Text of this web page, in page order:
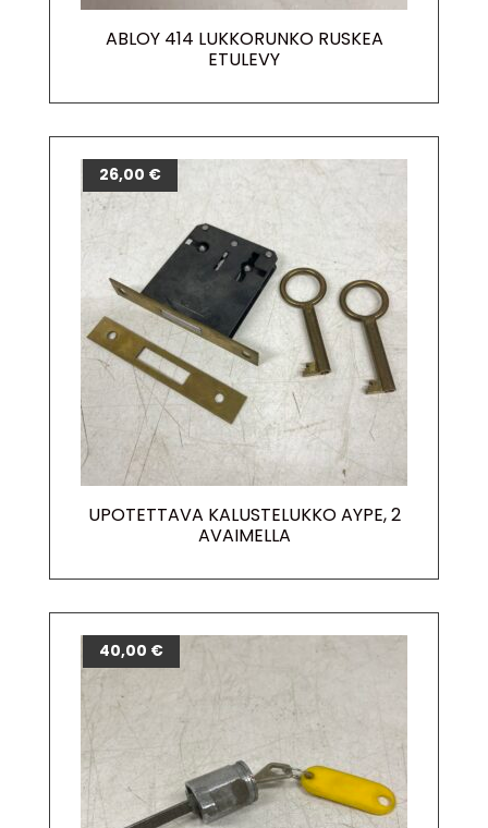
ABLOY 414 LUKKORUNKO RUSKEA
ETULEVY
UPOTETTAVA KALUSTELUKKO AYPE, 2
AVAIMELLA
26,00 €
40,00 €